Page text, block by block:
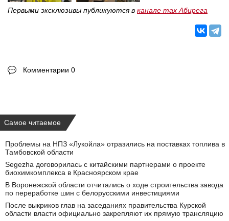
Первыми эксклюзивы публикуются в канале max Абирега
Комментарии 0
Самое читаемое
Проблемы на НПЗ «Лукойла» отразились на поставках топлива в
Тамбовской области
Segezha договорилась с китайскими партнерами о проекте
биохимкомплекса в Красноярском крае
В Воронежской области отчитались о ходе строительства завода
по переработке шин с белорусскими инвестициями
После выкриков глав на заседаниях правительства Курской
области власти официально закрепляют их прямую трансляцию